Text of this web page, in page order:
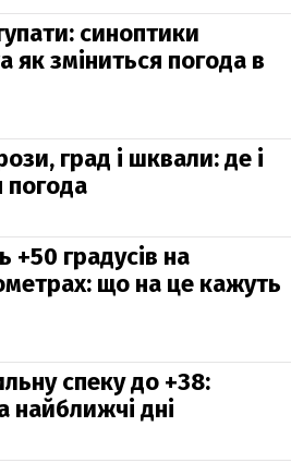
синоптики
як зміниться погода в
град і шквали: де і
погода
+50 градусів на
що на це кажуть
спеку до +38:
найближчі дні